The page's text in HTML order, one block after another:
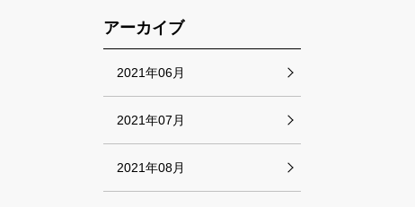
アーカイブ
2021年06月
2021年07月
2021年08月